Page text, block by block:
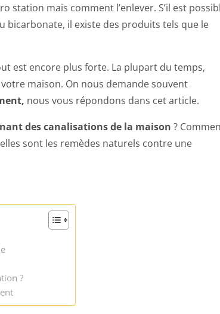
station mais comment l’enlever. S’il est
bicarbonate, il existe des produits tels que le
est encore plus forte. La plupart du temps,
maison. On nous demande souvent
nous vous répondons dans cet article.
des canalisations de la maison ?
sont les remèdes naturels contre une
?